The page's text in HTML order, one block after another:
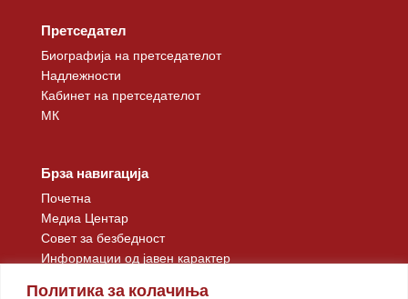
Политика за колачиња
Претседател
Биографија на претседателот
Надлежности
Кабинет на претседателот
МК
Брза навигација
Почетна
Медиа Центар
Совет за безбедност
Информации од јавен карактер